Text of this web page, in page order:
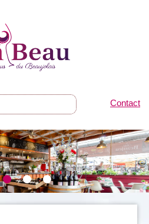
Contact